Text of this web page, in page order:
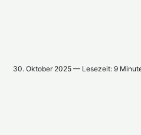
30. Oktober 2025 — Lesezeit: 9